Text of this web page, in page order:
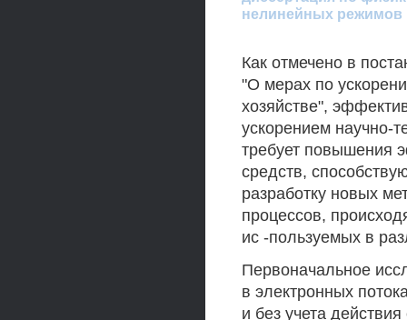
нелинейных режимов
Как отмечено в
"О мерах по
хозяйстве",
ускорением научно-
требует повышения
средств,
разработку новых
процессов,
ис -пользуемых в
Первоначальное
в электронных
и без учета